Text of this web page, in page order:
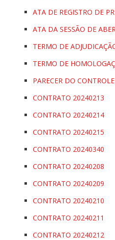
ATA DE REGISTRO DE
ATA DA SESSÃO DE
TERMO DE
TERMO DE
PARECER DO
CONTRATO 20240213
CONTRATO 20240214
CONTRATO 20240215
CONTRATO 20240340
CONTRATO 20240208
CONTRATO 20240209
CONTRATO 20240210
CONTRATO 20240211
CONTRATO 20240212